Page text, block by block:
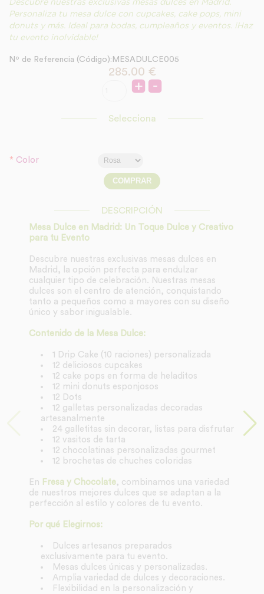
Personaliza tu mesa dulce con cupcakes, cake pops, mini
donuts y más. Ideal para bodas, cumpleaños y eventos. ¡Haz
tu evento inolvidable!
Nº de Referencia (Código):MESADULCE005
285.00 €
Selecciona
* Color
DESCRIPCIÓN
Mesa Dulce en Madrid: Un Toque Dulce y Creativo
para tu Evento
Descubre nuestras exclusivas mesas dulces en
Madrid, la opción perfecta para endulzar
cualquier tipo de celebración. Nuestras mesas
dulces son el centro de atención, conquistando
tanto a pequeños como a mayores con su diseño
único y sabor inigualable.
Contenido de la Mesa Dulce:
1 Drip Cake (10 raciones) personalizada
12 deliciosos cupcakes
12 cake pops en forma de heladitos
12 mini donuts esponjosos
12 Dots
12 galletas personalizadas decoradas
artesanalmente
24 galletitas sin decorar, listas para disfrutar
12 vasitos de tarta
12 chocolatinas personalizadas gourmet
12 brochetas de chuches coloridas
En Fresa y Chocolate, combinamos una variedad
de nuestros mejores dulces que se adaptan a la
perfección al estilo y colores de tu evento.
Por qué Elegirnos:
Dulces artesanos preparados
exclusivamente para tu evento.
Mesas dulces únicas y personalizadas.
Amplia variedad de dulces y decoraciones.
Flexibilidad en la personalización y